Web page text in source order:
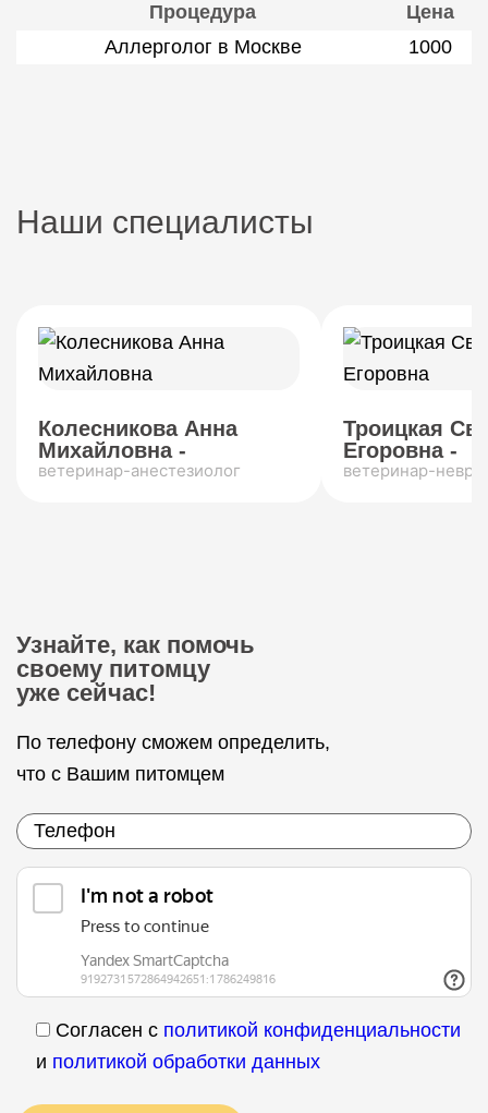
Процедура
Цена
Аллерголог в Москве
1000
Наши специалисты
Колесникова Анна
Михайловна -
ветеринар-анестезиолог
Троицкая
Егоровна -
ветеринар-
Узнайте, как помочь
своему питомцу
уже сейчас!
По телефону сможем определить,
что с Вашим питомцем
Согласен с политикой конфиденциальности
и политикой обработки данных